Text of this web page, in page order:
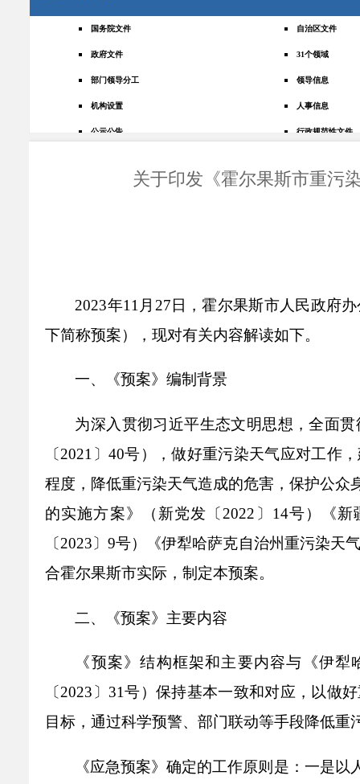
国务院文件 自治区文件
政府文件 31个领域
部门领导分工 领导信息
机构设置 人事信息
公示公告 行政规范性文件
财政预决算
助企纾困 重大决策预公开
乡村振兴 公共企事业单位
双随机、一公开
关于印发《霍尔果斯市重污
2023年11 月 27日，霍尔果斯市人民政府
下简称预案），现对有关内容解读如下。
一、《预案》编制背景
为深入贯彻习近平生态文明思想，全面
〔 2021 〕 40号），做好重污染天气应对工作
程度，降低重污染天气造成的危害，保护公
的实施方案》（新党发〔 2022 〕 14号）《新
〔 2023 〕9号）
《伊犁哈萨克自治州重污染天
合霍尔果斯市实际，制定本预案。
二、《预案》主要内容
《预案》结构框架和主要内容与 《伊
〔2023 〕 31号） 保持基本一致和对应，以做
目标，通过科学预警、部门联动等手段降低重
《应急预案》确定的工作原则是：一是